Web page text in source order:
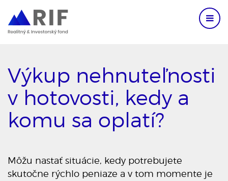
Výkup nehnuteľnosti
v hotovosti, kedy a
komu sa oplatí?
​Môžu nastať situácie, kedy potrebujete
skutočne rýchlo peniaze a v tom momente je